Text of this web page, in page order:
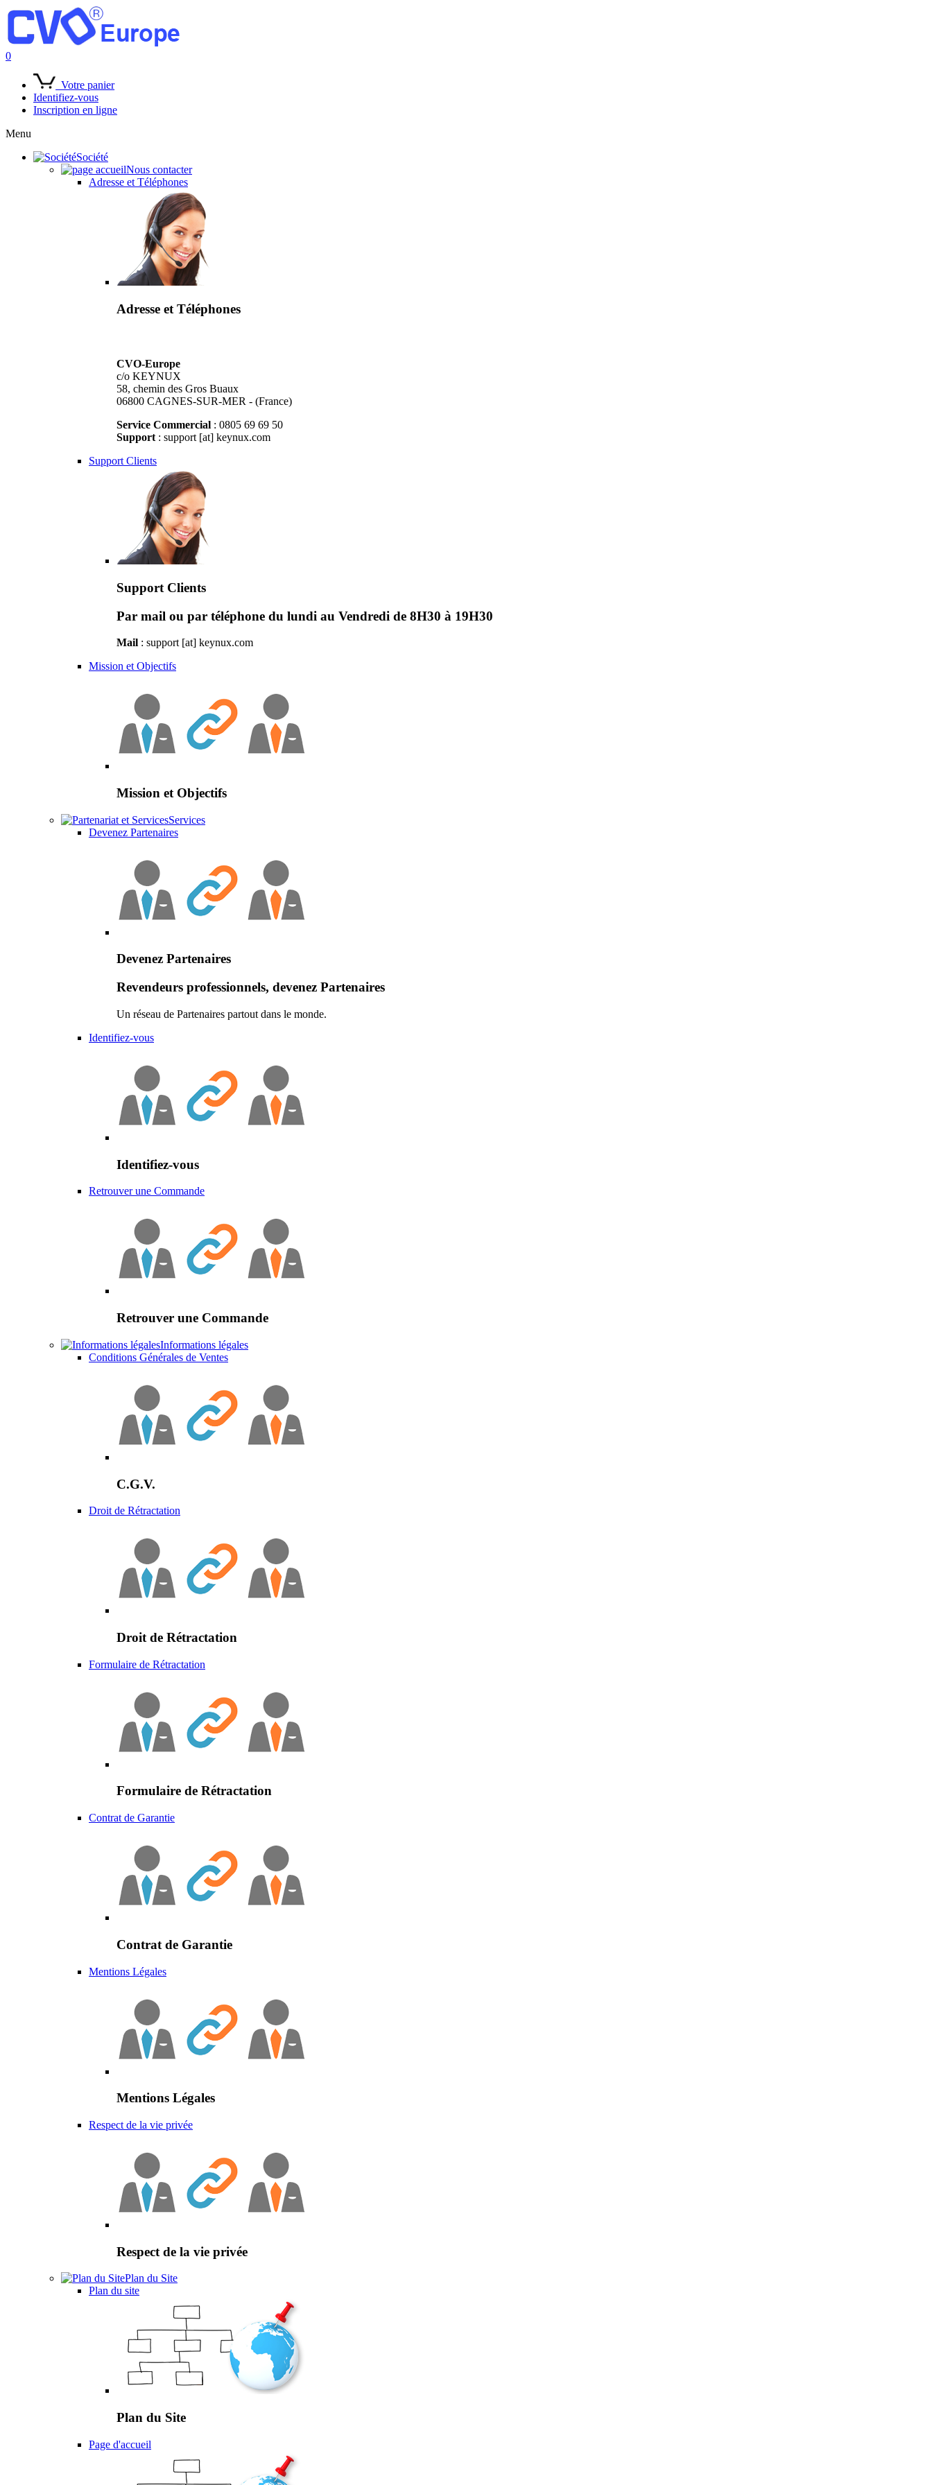
0
Votre panier
Identifiez-vous
Inscription en ligne
Menu
Société
Nous contacter
Adresse et Téléphones
Adresse et Téléphones
CVO-Europe
c/o KEYNUX
58, chemin des Gros Buaux
06800 CAGNES-SUR-MER - (France)
Service Commercial : 0805 69 69 50
Support : support [at] keynux.com
Support Clients
Support Clients
Par mail ou par téléphone du lundi au Vendredi de 8H30 à 19H30
Mail : support [at] keynux.com
Mission et Objectifs
Mission et Objectifs
Services
Devenez Partenaires
Devenez Partenaires
Revendeurs professionnels, devenez Partenaires
Un réseau de Partenaires partout dans le monde.
Identifiez-vous
Identifiez-vous
Retrouver une Commande
Retrouver une Commande
Informations légales
Conditions Générales de Ventes
C.G.V.
Droit de Rétractation
Droit de Rétractation
Formulaire de Rétractation
Formulaire de Rétractation
Contrat de Garantie
Contrat de Garantie
Mentions Légales
Mentions Légales
Respect de la vie privée
Respect de la vie privée
Plan du Site
Plan du site
Plan du Site
Page d'accueil